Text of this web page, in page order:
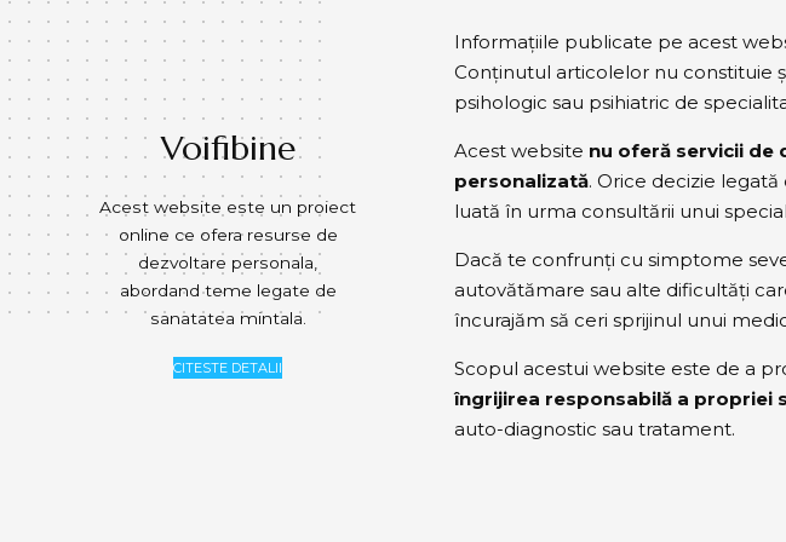
Voifibine
Acest website este un proiect
online ce ofera resurse de
dezvoltare personala,
abordand teme legate de
sanatatea mintala.
CITESTE DETALII
Informațiile publicate pe acest
Conținutul articolelor nu constituie
psihologic sau psihiatric de
Acest website nu oferă servicii de
personalizată. Orice decizie
luată în urma consultării unui
Dacă te confrunți cu simptome
autovătămare sau alte dificultăți
încurajăm să ceri sprijinul unui
Scopul acestui website este de a
îngrijirea responsabilă a propriei
auto-diagnostic sau tratament.